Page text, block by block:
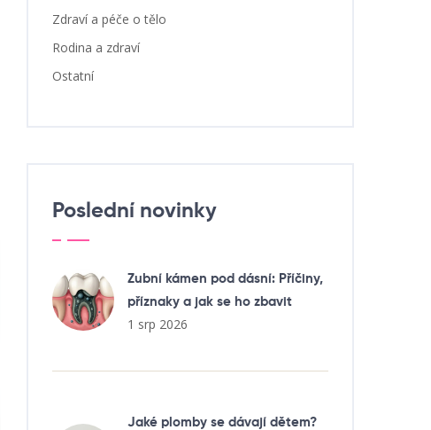
Zdraví a péče o tělo
Rodina a zdraví
Ostatní
Poslední novinky
Zubní kámen pod dásní: Příčiny,
příznaky a jak se ho zbavit
1 srp 2026
Jaké plomby se dávají dětem?